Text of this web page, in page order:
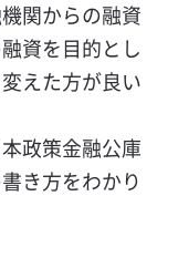
関からの融資
資を目的とし
えた方が良い
政策金融公庫
き方をわかり